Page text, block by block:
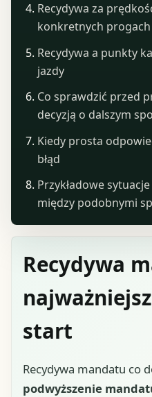
Recydywa
start
Recydywa mandatu co
podwyższenie
Recydywa za
konkretnych progach
Recydywa a punkty
jazdy
Co sprawdzić przed
decyzją o dalszym
Kiedy prosta
błąd
Przykładowe
między podobnymi